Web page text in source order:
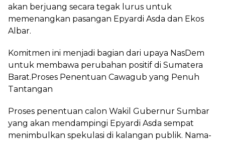
akan berjuang secara tegak lurus untuk
memenangkan pasangan Epyardi Asda dan Ekos
Albar.
Komitmen ini menjadi bagian dari upaya NasDem
untuk membawa perubahan positif di Sumatera
Barat.Proses Penentuan Cawagub yang Penuh
Tantangan
Proses penentuan calon Wakil Gubernur Sumbar
yang akan mendampingi Epyardi Asda sempat
menimbulkan spekulasi di kalangan publik. Nama-